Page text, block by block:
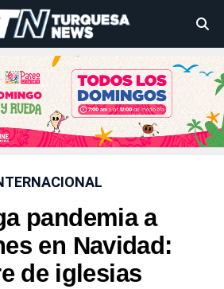
pandemia a
en Navidad:
de iglesias